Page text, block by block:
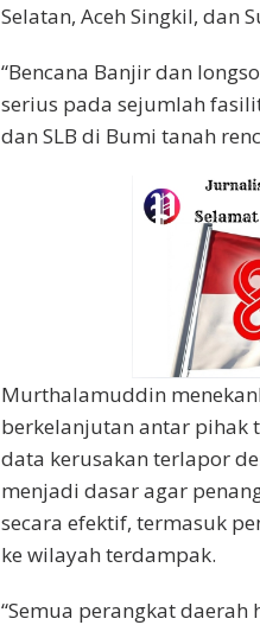
Selatan, Aceh Singkil, dan
“Bencana Banjir dan
serius pada sejumlah
dan SLB di Bumi tanah
Murthalamuddin
berkelanjutan antar pihak
data kerusakan terlapor
menjadi dasar agar
secara efektif, termasuk
ke wilayah terdampak.
“Semua perangkat